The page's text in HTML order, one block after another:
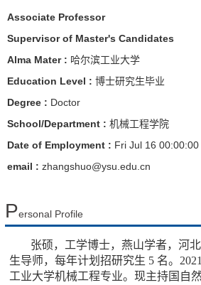
Associate Professor
Supervisor of Master's Candidates
Alma Mater : 哈尔滨工业大学
Education Level : 博士研究生毕业
Degree : Doctor
School/Department : 机械工程学院
Date of Employment : Fri Jul 16
email : zhangshuo@ysu.edu.cn
Personal Profile
张硕，工学博士，燕山学者，河
生导师，每年计划招研究生 5 名。
工业大学机械工程专业。现主持国自